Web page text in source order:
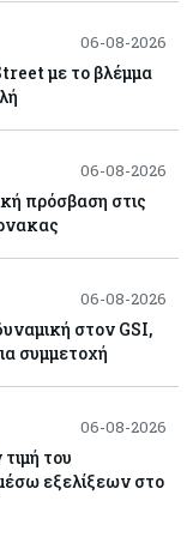
06-08-2026
με το βλέμμα
06-08-2026
πρόσβαση στις
06-08-2026
στον GSI,
συμμετοχή
06-08-2026
του
εξελίξεων στο